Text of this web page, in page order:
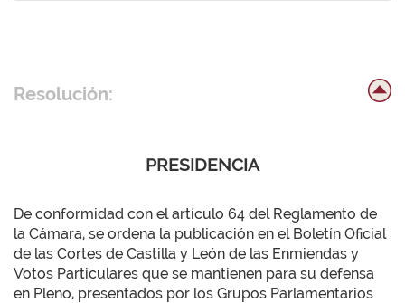
Resolución:
PRESIDENCIA
De conformidad con el artículo 64 del Reglamento de
la Cámara, se ordena la publicación en el Boletín Oficial
de las Cortes de Castilla y León de las Enmiendas y
Votos Particulares que se mantienen para su defensa
en Pleno, presentados por los Grupos Parlamentarios